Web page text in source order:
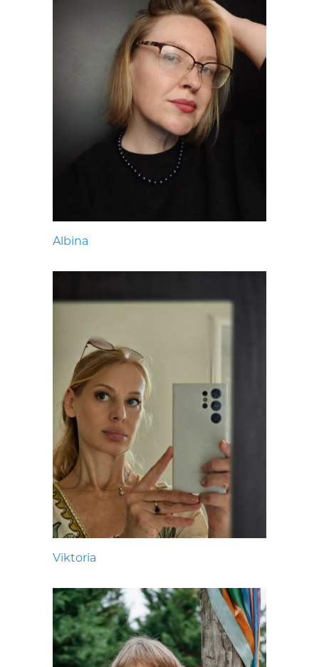
Albina
Viktoria